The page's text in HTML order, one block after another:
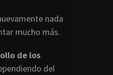
nada
mucho más.
de los
del